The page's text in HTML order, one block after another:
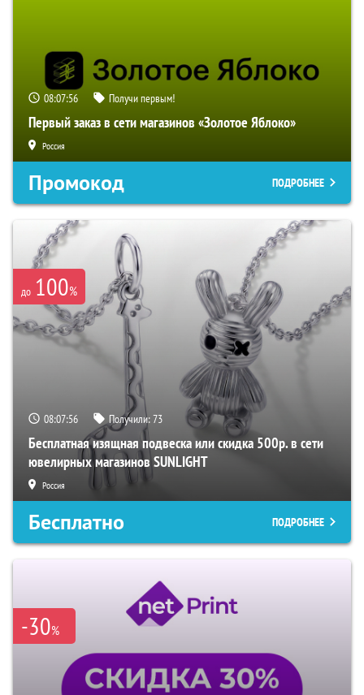
08:07:55 Получи первым!
Первый заказ в сети магазинов «Золотое Яблоко»
Россия
Промокод ПОДРОБНЕЕ
до 100%
08:07:55 Получили:73
Бесплатная изящная подвеска или скидка 500р. в сети
ювелирных магазинов SUNLIGHT
Россия
Бесплатно ПОДРОБНЕЕ
-30%